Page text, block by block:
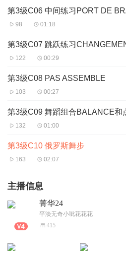
第3级C06 中间练习PORT DE
98 01:18
第3级C07 跳跃练习
122 00:29
第3级C08 PAS ASSEMBLE
103 00:27
第3级C09 舞蹈组合BALANCE和
132 01:00
第3级C10 俄罗斯舞步
163 02:07
主播信息
菁华24
平淡无奇小呲花花花
415